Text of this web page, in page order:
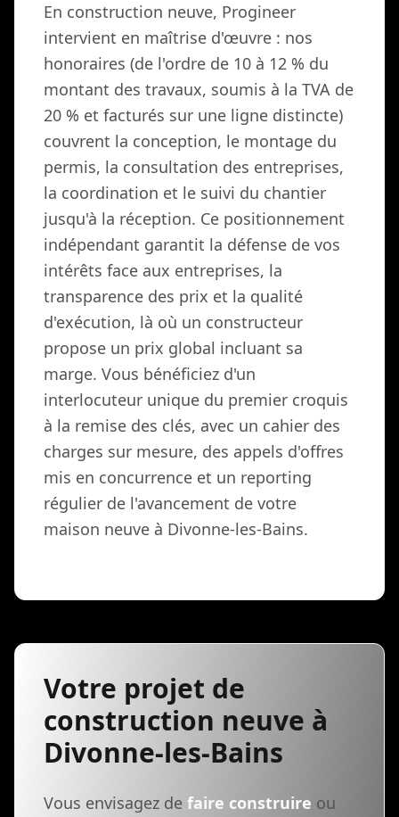
En construction neuve, Progineer
intervient en maîtrise d'œuvre : nos
honoraires (de l'ordre de 10 à 12 % du
montant des travaux, soumis à la TVA de
20 % et facturés sur une ligne distincte)
couvrent la conception, le montage du
permis, la consultation des entreprises,
la coordination et le suivi du chantier
jusqu'à la réception. Ce positionnement
indépendant garantit la défense de vos
intérêts face aux entreprises, la
transparence des prix et la qualité
d'exécution, là où un constructeur
propose un prix global incluant sa
marge. Vous bénéficiez d'un
interlocuteur unique du premier croquis
à la remise des clés, avec un cahier des
charges sur mesure, des appels d'offres
mis en concurrence et un reporting
régulier de l'avancement de votre
maison neuve à Divonne-les-Bains.
Votre projet de
construction neuve à
Divonne-les-Bains
Vous envisagez de faire construire ou